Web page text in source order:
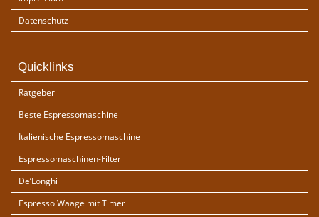
Datenschutz
Quicklinks
Ratgeber
Beste Espressomaschine
Italienische Espressomaschine
Espressomaschinen-Filter
De’Longhi
Espresso Waage mit Timer